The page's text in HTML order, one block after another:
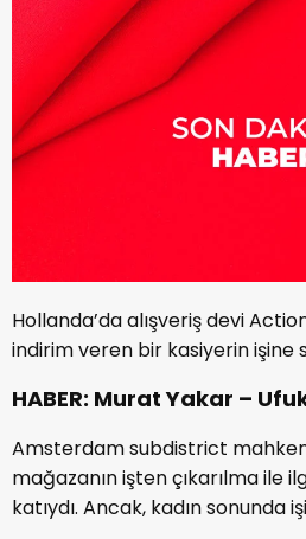
Hollanda’da alışveriş devi
indirim veren bir kasiyerin işine
HABER: Murat Yakar –
Amsterdam subdistrict
mağazanın işten çıkarılma ile
katıydı. Ancak, kadın sonunda